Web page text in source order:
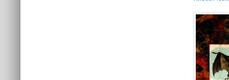
Алексей